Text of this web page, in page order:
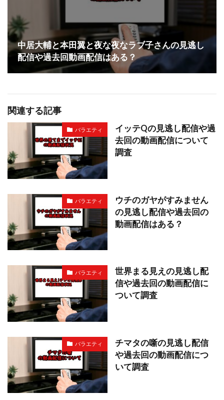
中居大輔と本田翼と夜な夜なラブ子さんの見逃し
配信や過去回動画配信はある？
関連する記事
バラエティ
イッテQの見逃し配信や過
去回の動画配信について
調査
バラエティ
ウチのガヤがすみません
の見逃し配信や過去回の
動画配信はある？
バラエティ
世界まる見えの見逃し配
信や過去回の動画配信に
ついて調査
バラエティ
チマタの噺の見逃し配信
や過去回の動画配信につ
いて調査